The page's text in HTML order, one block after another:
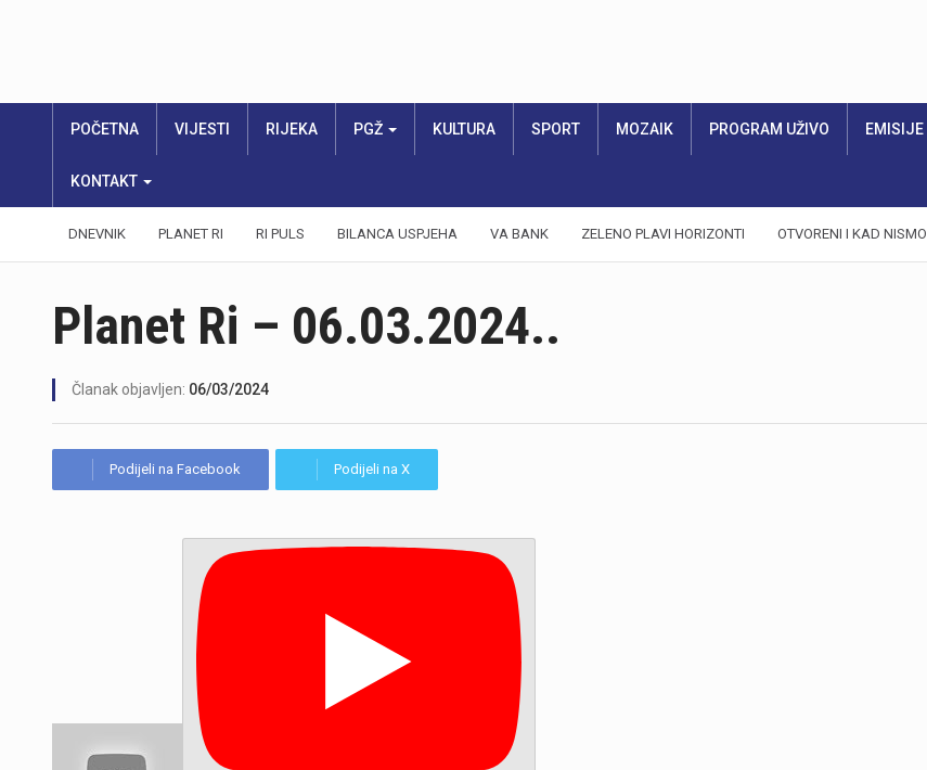
POČETNA VIJESTI RIJEKA PGŽ KULTURA SPORT MOZAIK PROGRAM UŽIVO EMISIJE
KONTAKT
DNEVNIK PLANET RI RI PULS BILANCA USPJEHA VA BANK ZELENO PLAVI HORIZONTI OTVORENI I KAD NISMO
Planet Ri – 06.03.2024..
Članak objavljen: 06/03/2024
Podijeli na Facebook Podijeli na X